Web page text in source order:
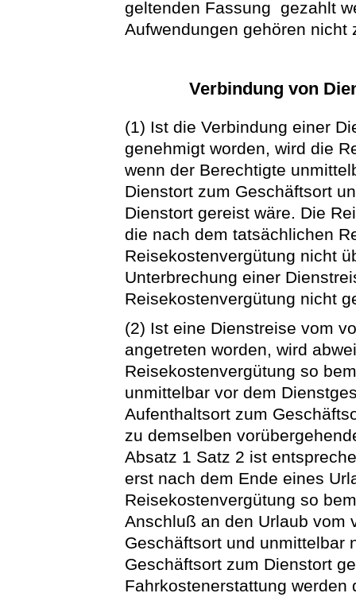
geltenden Fassung gezahlt
Aufwendungen gehören nicht
Verbindung von
(1) Ist die Verbindung einer
genehmigt worden, wird die
wenn der Berechtigte
Dienstort zum Geschäftsort
Dienstort gereist wäre. Die
die nach dem tatsächlichen
Reisekostenvergütung nicht
Unterbrechung einer
Reisekostenvergütung nicht
(2) Ist eine Dienstreise vom
angetreten worden, wird
Reisekostenvergütung so
unmittelbar vor dem
Aufenthaltsort zum
zu demselben
Absatz 1 Satz 2 ist
erst nach dem Ende eines
Reisekostenvergütung so
Anschluß an den Urlaub vom
Geschäftsort und unmittelbar
Geschäftsort zum Dienstort
Fahrkostenerstattung